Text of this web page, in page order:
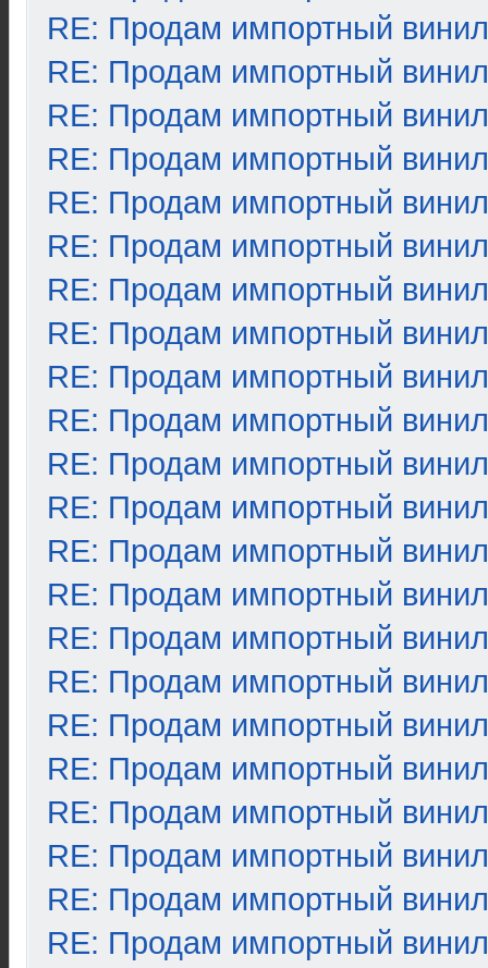
RE: Продам импортный винил
RE: Продам импортный винил
RE: Продам импортный винил
RE: Продам импортный винил
RE: Продам импортный винил
RE: Продам импортный винил
RE: Продам импортный винил
RE: Продам импортный винил
RE: Продам импортный винил
RE: Продам импортный винил
RE: Продам импортный винил
RE: Продам импортный винил
RE: Продам импортный винил
RE: Продам импортный винил
RE: Продам импортный винил
RE: Продам импортный винил
RE: Продам импортный винил
RE: Продам импортный винил
RE: Продам импортный винил
RE: Продам импортный винил
RE: Продам импортный винил
RE: Продам импортный винил